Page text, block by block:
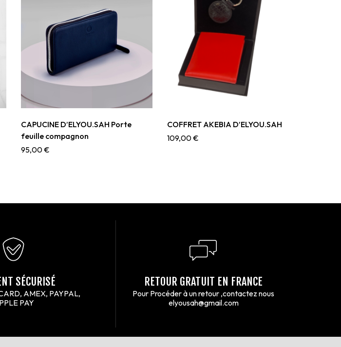
CAPUCINE D’ELYOU.SAH Porte
feuille compagnon
95,00€
COFFRET AKEBIA D’ELYOU.SAH
109,00€
SÉCURISÉ
AMEX, PAYPAL,
PAY
RETOUR GRATUIT EN FRANCE
Pour Procéder à un retour ,contactez nous
elyousah@gmail.com